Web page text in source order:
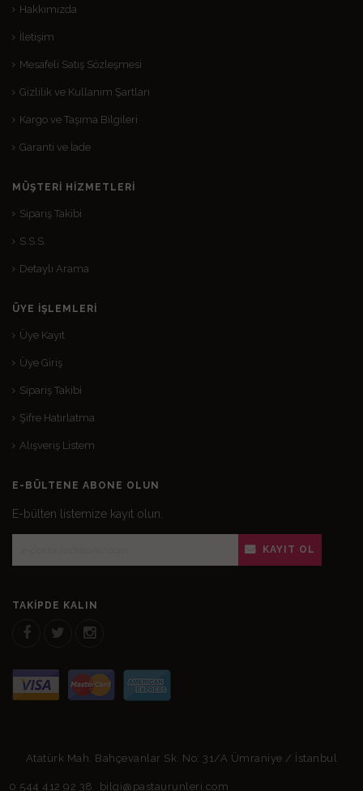
Hakkımızda
İletişim
Mesafeli Satış Sözleşmesi
Gizlilik ve Kullanım Şartları
Kargo ve Taşıma Bilgileri
Garanti ve İade
MÜŞTERI HIZMETLERI
Sipariş Takibi
S.S.S.
Detaylı Arama
ÜYE İŞLEMLERI
Üye Kayıt
Üye Giriş
Sipariş Takibi
Şifre Hatırlatma
Alışveriş Listem
E-BÜLTENE ABONE OLUN
E-bülten listemize kayıt olun.
KAYIT OL
TAKIPDE KALIN
Atatürk Mah. Bahçevanlar Sk. No: 31/A Ümraniye / İstanbul
0 544 412 92 38 bilgi@pastaurunleri.com